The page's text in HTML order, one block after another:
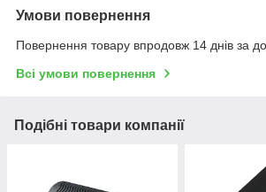
Умови повернення
Повернення товару впродовж 14 днів за
Всі умови повернення
Подібні товари компанії